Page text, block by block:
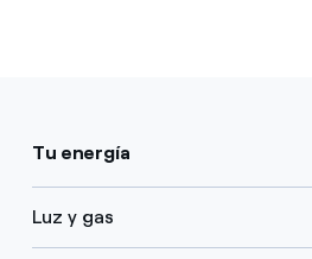
Tu energía
Luz y gas